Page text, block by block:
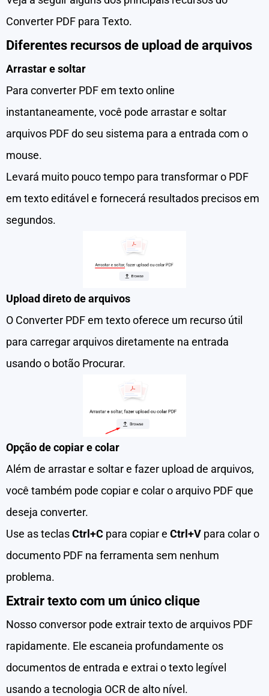
Converter PDF para Texto.
Diferentes recursos de upload de arquivos
Arrastar e soltar
Para converter PDF em texto online
instantaneamente, você pode arrastar e soltar
arquivos PDF do seu sistema para a entrada com o
mouse.
Levará muito pouco tempo para transformar o PDF
em texto editável e fornecerá resultados precisos em
segundos.
Upload direto de arquivos
O Converter PDF em texto oferece um recurso útil
para carregar arquivos diretamente na entrada
usando o botão Procurar.
Opção de copiar e colar
Além de arrastar e soltar e fazer upload de arquivos,
você também pode copiar e colar o arquivo PDF que
deseja converter.
Use as teclasCtrl+C para copiar e Ctrl+V para colar o
documento PDF na ferramenta sem nenhum
problema.
Extrair texto com um único clique
Nosso conversor pode extrair texto de arquivos PDF
rapidamente. Ele escaneia profundamente os
documentos de entrada e extrai o texto legível
usando a tecnologia OCR de alto nível.